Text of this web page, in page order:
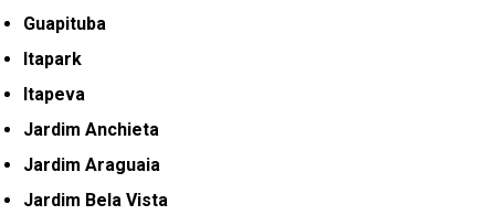
Guapituba
Itapark
Itapeva
Jardim Anchieta
Jardim Araguaia
Jardim Bela Vista